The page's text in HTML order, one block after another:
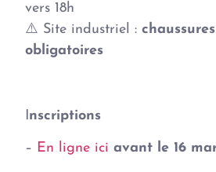
vers 18h
⚠️ Site industriel :
obligatoires
Inscriptions
– En ligne ici avant le 16